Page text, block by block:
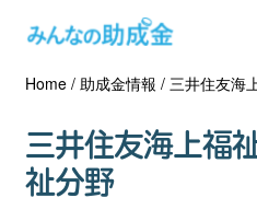
助成金を探す
士業の方へ
Home/ 助成金情報 / 三井住友海
三井住友海上福
祉分野